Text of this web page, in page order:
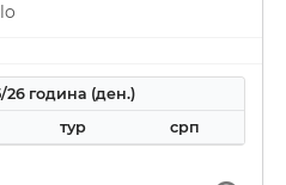
26 година (ден.)
тур срп